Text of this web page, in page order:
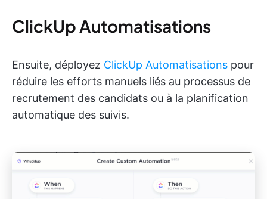
ClickUp Automatisations
Ensuite, déployez ClickUp Automatisations pour
réduire les efforts manuels liés au processus de
recrutement des candidats ou à la planification
automatique des suivis.